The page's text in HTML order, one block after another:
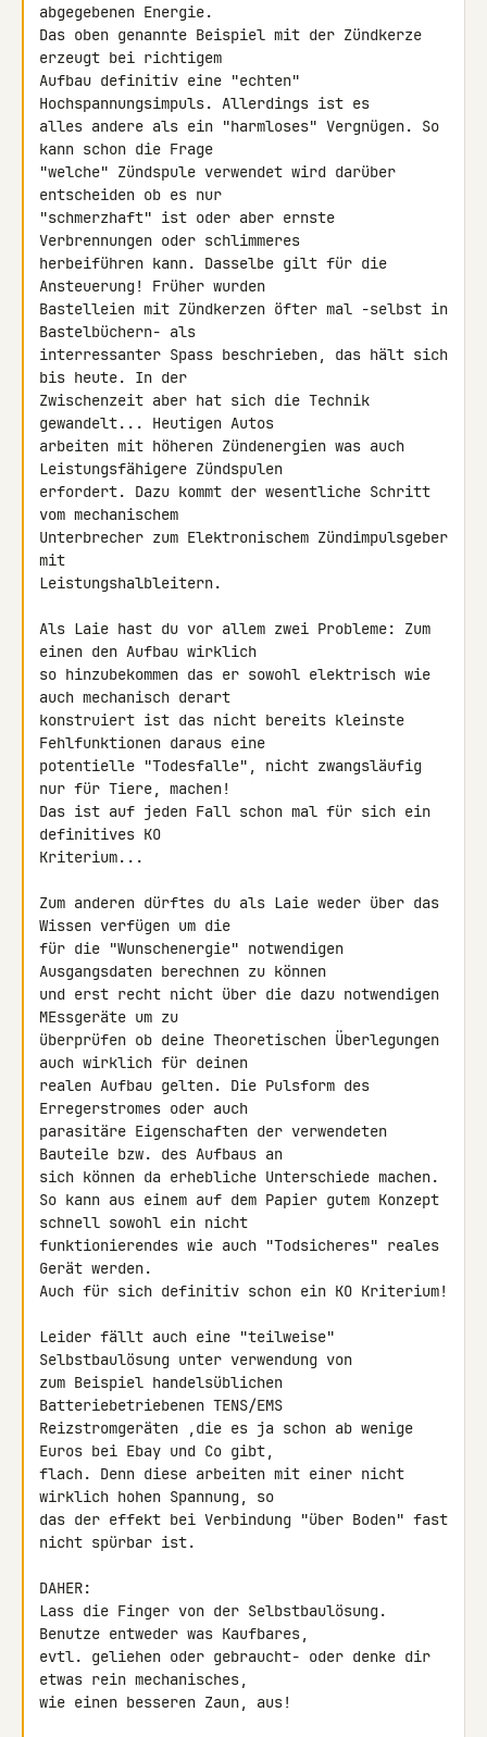
abgegebenen Energie.
Das oben genannte Beispiel mit der Zündkerze
erzeugt bei richtigem
Aufbau definitiv eine "echten"
Hochspannungsimpuls. Allerdings ist es
alles andere als ein "harmloses" Vergnügen. So
kann schon die Frage
"welche" Zündspule verwendet wird darüber
entscheiden ob es nur
"schmerzhaft" ist oder aber ernste
Verbrennungen oder schlimmeres
herbeiführen kann. Dasselbe gilt für die
Ansteuerung! Früher wurden
Bastelleien mit Zündkerzen öfter mal -selbst in
Bastelbüchern- als
interressanter Spass beschrieben, das hält sich
bis heute. In der
Zwischenzeit aber hat sich die Technik
gewandelt... Heutigen Autos
arbeiten mit höheren Zündenergien was auch
Leistungsfähigere Zündspulen
erfordert. Dazu kommt der wesentliche Schritt
vom mechanischem
Unterbrecher zum Elektronischem Zündimpulsgeber
mit
Leistungshalbleitern.
Als Laie hast du vor allem zwei Probleme: Zum
einen den Aufbau wirklich
so hinzubekommen das er sowohl elektrisch wie
auch mechanisch derart
konstruiert ist das nicht bereits kleinste
Fehlfunktionen daraus eine
potentielle "Todesfalle", nicht zwangsläufig
nur für Tiere, machen!
Das ist auf jeden Fall schon mal für sich ein
definitives KO
Kriterium...
Zum anderen dürftes du als Laie weder über das
Wissen verfügen um die
für die "Wunschenergie" notwendigen
Ausgangsdaten berechnen zu können
und erst recht nicht über die dazu notwendigen
MEssgeräte um zu
überprüfen ob deine Theoretischen Überlegungen
auch wirklich für deinen
realen Aufbau gelten. Die Pulsform des
Erregerstromes oder auch
parasitäre Eigenschaften der verwendeten
Bauteile bzw. des Aufbaus an
sich können da erhebliche Unterschiede machen.
So kann aus einem auf dem Papier gutem Konzept
schnell sowohl ein nicht
funktionierendes wie auch "Todsicheres" reales
Gerät werden.
Auch für sich definitiv schon ein KO Kriterium!
Leider fällt auch eine "teilweise"
Selbstbaulösung unter verwendung von
zum Beispiel handelsüblichen
Batteriebetriebenen TENS/EMS
Reizstromgeräten ,die es ja schon ab wenige
Euros bei Ebay und Co gibt,
flach. Denn diese arbeiten mit einer nicht
wirklich hohen Spannung, so
das der effekt bei Verbindung "über Boden" fast
nicht spürbar ist.
DAHER:
Lass die Finger von der Selbstbaulösung.
Benutze entweder was Kaufbares,
evtl. geliehen oder gebraucht- oder denke dir
etwas rein mechanisches,
wie einen besseren Zaun, aus!